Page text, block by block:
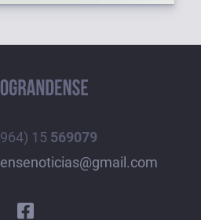
15 569079